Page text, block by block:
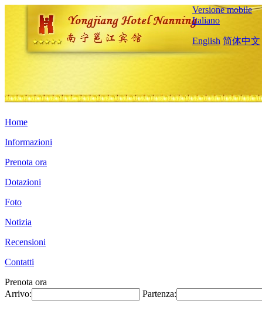
Versione mobile
Italiano
English 简体中文
Home
Informazioni
Prenota ora
Dotazioni
Foto
Notizia
Recensioni
Contatti
Prenota ora
Arrivo:
Partenza: